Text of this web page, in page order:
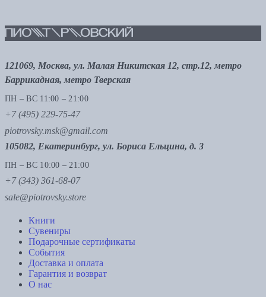
121069, Москва, ул. Малая Никитская 12, стр.12, метро
Баррикадная, метро Тверская
ПН – ВС 11:00 – 21:00
+7 (495) 229-75-47
piotrovsky.msk@gmail.com
105082, Екатеринбург, ул. Бориса Ельцина, д. 3
ПН – ВС 10:00 – 21:00
+7 (343) 361-68-07
sale@piotrovsky.store
Книги
Сувениры
Подарочные сертификаты
События
Доставка и оплата
Гарантия и возврат
О нас